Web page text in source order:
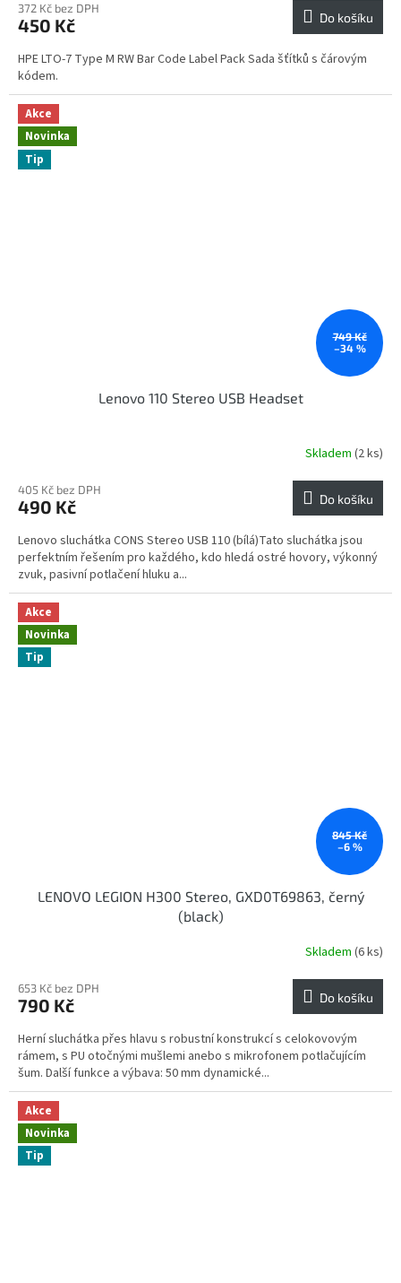
372 Kč bez DPH
450 Kč Do košíku
HPE LTO-7 Type M RW Bar Code Label Pack Sada šťítků s čárovým
kódem.
Akce
Novinka
Tip
749 Kč
–34 %
Lenovo 110 Stereo USB Headset
Skladem (2 ks)
405 Kč bez DPH
490 Kč Do košíku
Lenovo sluchátka CONS Stereo USB 110 (bílá)Tato sluchátka jsou
perfektním řešením pro každého, kdo hledá ostré hovory, výkonný
zvuk, pasivní potlačení hluku a...
Akce
Novinka
Tip
845 Kč
–6 %
LENOVO LEGION H300 Stereo, GXD0T69863, černý
(black)
Skladem (6 ks)
653 Kč bez DPH
790 Kč Do košíku
Herní sluchátka přes hlavu s robustní konstrukcí s celokovovým
rámem, s PU otočnými mušlemi anebo s mikrofonem potlačujícím
šum. Další funkce a výbava: 50 mm dynamické...
Akce
Novinka
Tip